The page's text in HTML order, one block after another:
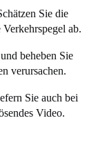
Sie die
ab.
beheben Sie
verursachen.
Sie auch bei
Video.